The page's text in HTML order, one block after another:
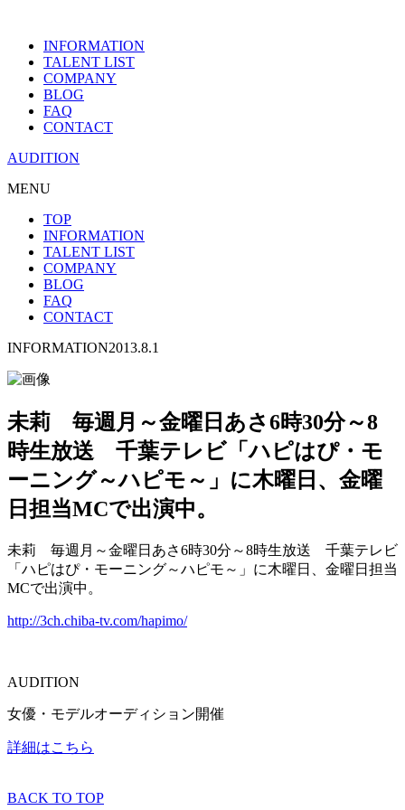
INFORMATION
TALENT LIST
COMPANY
BLOG
FAQ
CONTACT
AUDITION
MENU
TOP
INFORMATION
TALENT LIST
COMPANY
BLOG
FAQ
CONTACT
INFORMATION2013.8.1
未莉 毎週月～金曜日あさ6時30分～8
時生放送 千葉テレビ「ハピはぴ・モ
ーニング～ハピモ～」に木曜日、金曜
日担当MCで出演中。
未莉 毎週月～金曜日あさ6時30分～8時生放送 千葉テレビ
「ハピはぴ・モーニング～ハピモ～」に木曜日、金曜日担当
MCで出演中。
http://3ch.chiba-tv.com/hapimo/
AUDITION
女優・モデルオーディション開催
詳細はこちら
BACK TO TOP